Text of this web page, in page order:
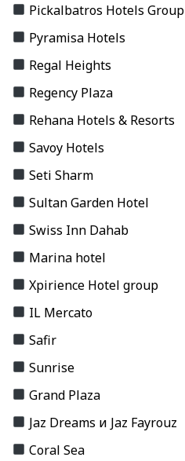
Pickalbatros Hotels Group
Pyramisa Hotels
Regal Heights
Regency Plaza
Rehana Hotels & Resorts
Savoy Hotels
Seti Sharm
Sultan Garden Hotel
Swiss Inn Dahab
Marina hotel
Xpirience Hotel group
IL Mercato
Safir
Sunrise
Grand Plaza
Jaz Dreams и Jaz Fayrouz
Coral Sea